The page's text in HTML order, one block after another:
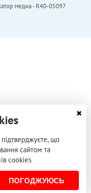
медиа - R40-05097
що
сайтом та
cookies
ПОГОДЖУЮСЬ